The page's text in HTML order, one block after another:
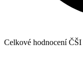
Celkové hodnocení ČŠI